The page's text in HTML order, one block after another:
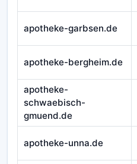
apotheke-garbsen.de
apotheke-bergheim.de
apotheke-
schwaebisch-
gmuend.de
apotheke-unna.de